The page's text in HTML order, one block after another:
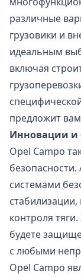
различные
грузовики и
идеальным
включая
предложит
Инновации и
Opel Campo
системами
контроля
будете
с любыми
Opel Campo